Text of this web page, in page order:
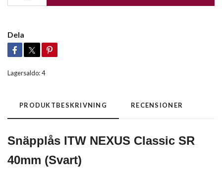
Dela
Lagersaldo:4
PRODUKTBESKRIVNING RECENSIONER
Snäpplås ITW NEXUS Classic SR
40mm (Svart)